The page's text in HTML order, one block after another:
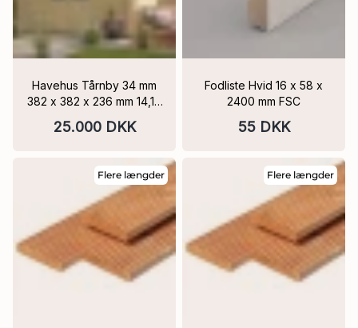
Havehus Tårnby 34 mm
382 x 382 x 236 mm 14,10
25.000 DKK
Fodliste Hvid 16 x 58 x
2400 mm FSC
55 DKK
Flere længder Flere længder